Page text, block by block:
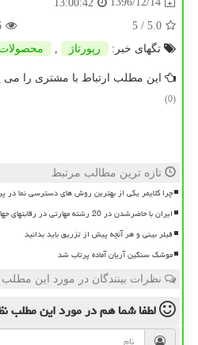
13:00:42
5.0
/ 5
تگهای خبر:
رپورتاژ , محصولات
این مطلب ارتباط با مشتری را می
(0)
تازه ترین مطالب مرتبط
چرا کلایمر یکی از بهترین روش های دسترسی نما در
ایران با حاضرشدن در 20 رشته مهارتی در رقابتهای جهانی شانگهای شرکت می کند
فیلر بینی و هر آنچه پیش از تزریق باید بدانید
موشک سنگین آریان آماده پرتاب شد
نظرات بینندگان در مورد این مطلب
لطفا شما همدر مورد این مطلب